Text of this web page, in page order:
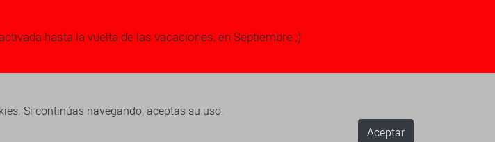
hasta la vuelta de las vacaciones, en Septiembre ;)
Si continúas navegando, aceptas su uso.
Aceptar